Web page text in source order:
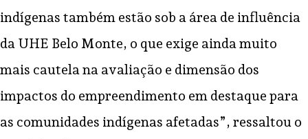
indígenas também estão sob a área de influência
da UHE Belo Monte, o que exige ainda muito
mais cautela na avaliação e dimensão dos
impactos do empreendimento em destaque para
as comunidades indígenas afetadas”, ressaltou o